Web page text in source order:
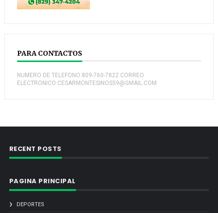
PARA CONTACTOS
NUMERO DE TELEFONO:809-760-7822 CORREO
ELECTRONICO:CESARMONTESINOS59@GMAIL.COM
RECENT POSTS
PAGINA PRINCIPAL
DEPORTES